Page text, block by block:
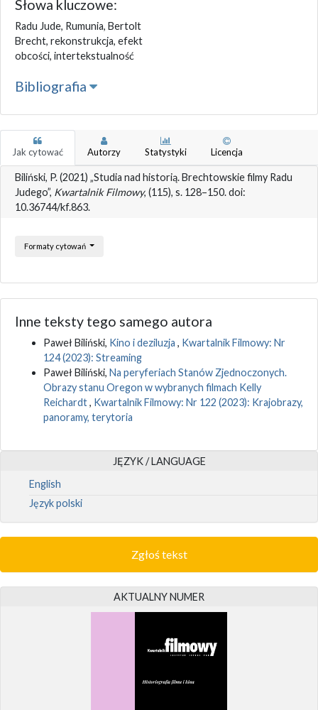
Słowa kluczowe:
Radu Jude, Rumunia, Bertolt
Brecht, rekonstrukcja, efekt
obcości, intertekstualność
Bibliografia
Jak cytować Autorzy Statystyki Licencja
Biliński, P. (2021) „Studia nad historią. Brechtowskie filmy Radu
Judego”, Kwartalnik Filmowy, (115), s. 128–150. doi:
10.36744/kf.863.
Formaty cytowań
Inne teksty tego samego autora
Paweł Biliński, Kino i deziluzja , Kwartalnik Filmowy: Nr
124 (2023): Streaming
Paweł Biliński, Na peryferiach Stanów Zjednoczonych.
Obrazy stanu Oregon w wybranych filmach Kelly
Reichardt, Kwartalnik Filmowy: Nr 122 (2023): Krajobrazy,
panoramy, terytoria
JĘZYK / LANGUAGE
English
Język polski
Zgłoś tekst
AKTUALNY NUMER